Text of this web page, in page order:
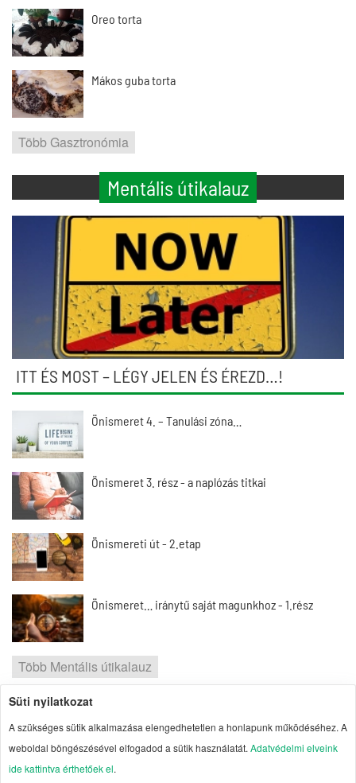
Oreo torta
Mákos guba torta
Több Gasztronómia
Mentális útikalauz
ITT ÉS MOST – LÉGY JELEN ÉS ÉREZD…!
Önismeret 4. – Tanulási zóna…
Önismeret 3. rész - a naplózás titkai
Önismereti út - 2.etap
Önismeret… iránytű saját magunkhoz - 1.rész
Több Mentális útikalauz
Szerzői jogok| Adatvédelmi elvek| Süti
kezelés
Süti nyilatkozat
A szükséges sütik alkalmazása elengedhetetlen a honlapunk működéséhez. A
weboldal böngészésével elfogadod a sütik használatát. Adatvédelmi elveink
ide kattintva érthetőek el.